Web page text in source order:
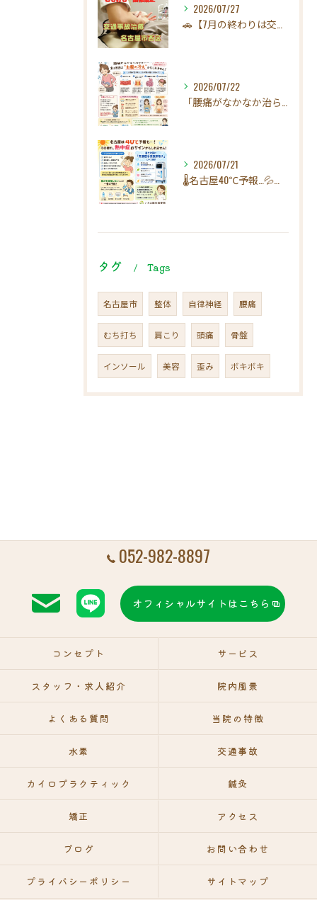
2026/07/27
2026/07/22
2026/07/21
タグ Tags
名古屋市 整体 自律神経 腰痛
むち打ち 肩こり 頭痛 骨盤
インソール 美容 歪み ボキボキ
052-982-8897
オフィシャルサイトはこちら
コンセプト サービス
スタッフ・求人紹介 院内風景
よくある質問 当院の特徴
水素 交通事故
カイロプラクティック 鍼灸
矯正 アクセス
ブログ お問い合わせ
プライバシーポリシー サイトマップ